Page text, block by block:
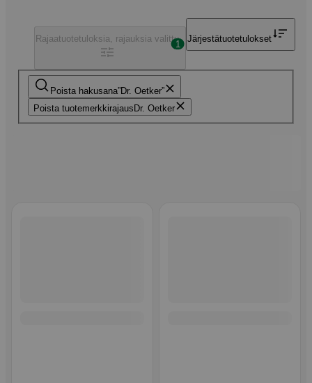
Poista hakusana Dr. Oetker
Poista tuotemerkkirajaus Dr. Oetker
Rajaatuotetuloksia, rajauksia valittu
1
Järjestätuotetulokset